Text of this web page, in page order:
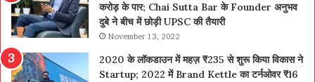
करोड़ के पार; Chai Sutta Bar के Founder अनुभव
दुबे ने बीच में छोड़ी UPSC की तैयारी
November 13, 2022
2020 के लॉकडाउन में महज़ ₹235 से शुरू किया विकास ने
Startup; 2022 में Brand Kettle का टर्नओवर ₹16